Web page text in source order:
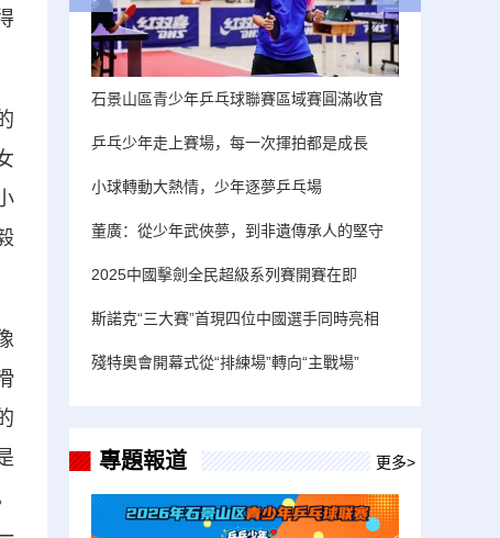
石景山區青少年乒乓球聯賽區域賽圓滿收官
乒乓少年走上賽場，每一次揮拍都是成長
小球轉動大熱情，少年逐夢乒乓場
董廣：從少年武俠夢，到非遺傳承人的堅守
2025中國擊劍全民超級系列賽開賽在即
斯諾克“三大賽”首現四位中國選手同時亮相
殘特奧會開幕式從“排練場”轉向“主戰場”
專題報道 更多>